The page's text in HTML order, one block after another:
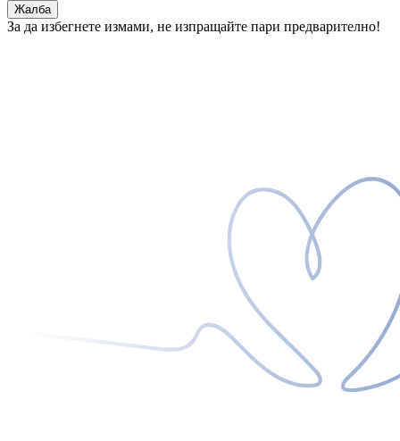
Жалба
За да избегнете измами, не изпращайте пари предварително!